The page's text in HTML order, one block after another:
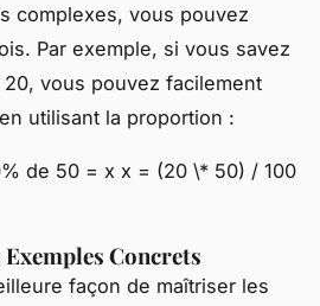
complexes, vous pouvez
Par exemple, si vous savez
vous pouvez facilement
utilisant la proportion :
de 50 = x x = (20 \* 50) / 100
Concrets
façon de maîtriser les